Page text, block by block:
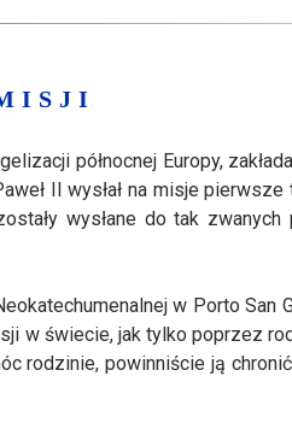
północnej Europy,
II wysłał na misje pierwsze
wysłane do tak
w Porto San
w świecie, jak tylko poprzez
rodzinie, powinniście ją